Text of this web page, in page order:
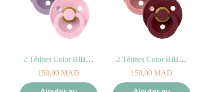
2 Tétines Color BIBS – Lavender/Baby Pink Taille 2 (6-18mois)
150,00 MAD
2 Tétines Color BIBS – Pink Plum/Elderberry Taille 2 (6-18mois)
150,00 MAD